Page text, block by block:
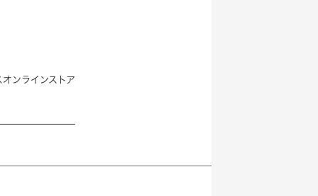
ンラインストア